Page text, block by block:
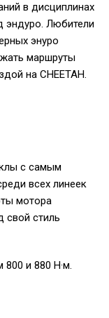
в дисциплинах
эндуро. Любители
энуро
маршруты
на CHEETAH.
с самым
всех линеек
мотора
свой стиль
и 880 Н·м.